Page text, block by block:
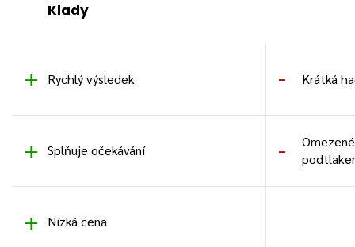
Klady
Rychlý výsledek Krátká
Splňuje očekávání
Nízká cena